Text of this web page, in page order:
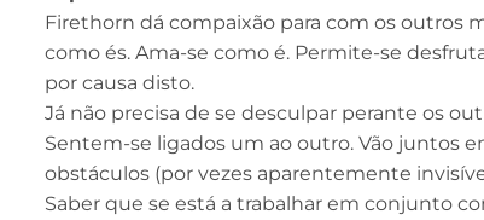
Firethorn dá compaixão para com os outros
como és. Ama-se como é. Permite-se
por causa disto.
Já não precisa de se desculpar perante os
Sentem-se ligados um ao outro. Vão juntos
obstáculos (por vezes aparentemente
Saber que se está a trabalhar em conjunto